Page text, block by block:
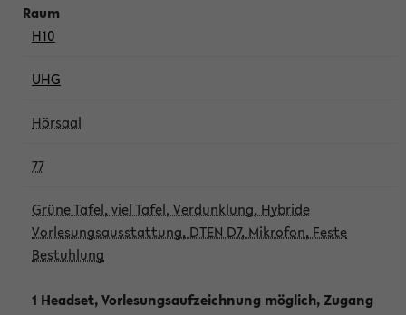
H10
UHG
Hörsaal
77
Grüne Tafel, viel Tafel, Verdunklung, Hybride
Vorlesungsausstattung, DTEN D7, Mikrofon, Feste
Bestuhlung
1 Headset, Vorlesungsaufzeichnung möglich, Zugang